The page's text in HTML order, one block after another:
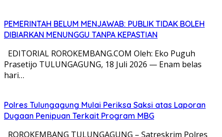
PEMERINTAH BELUM MENJAWAB: PUBLIK TIDAK BOLEH
DIBIARKAN MENUNGGU TANPA KEPASTIAN
EDITORIAL ROROKEMBANG.COM Oleh: Eko Puguh
Prasetijo TULUNGAGUNG, 18 Juli 2026 — Enam belas
hari…
Polres Tulungagung Mulai Periksa Saksi atas Laporan
Dugaan Penipuan Terkait Program MBG
ROROKEMBANG TULUNGAGUNG – Satreskrim Polres